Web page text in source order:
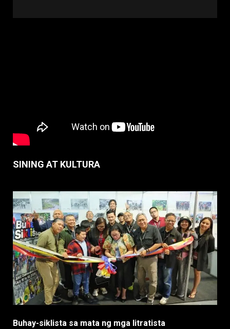
SINING AT KULTURA
Buhay-siklista sa mata ng mga litratista